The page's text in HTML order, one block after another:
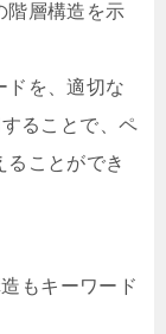
階層構造を示
ドを、適切な
ることで、ペ
ことができ
もキーワード